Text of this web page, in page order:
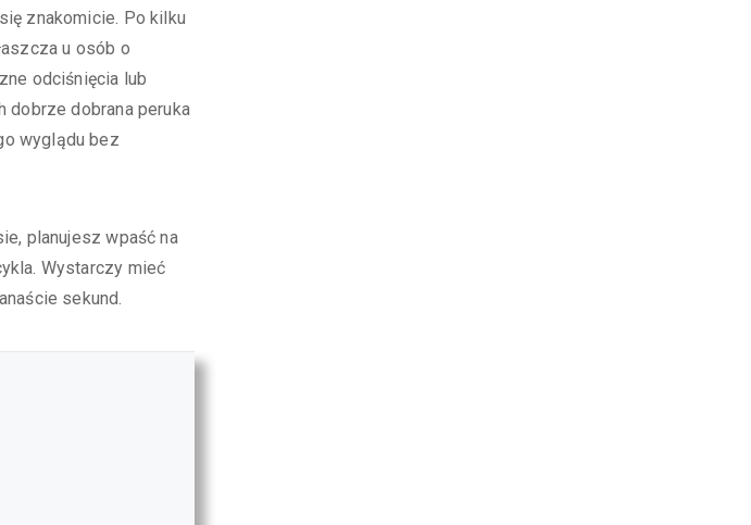
znakomicie. Po kilku
u osób o
odciśnięcia lub
dobrze dobrana peruka
wyglądu bez
planujesz wpaść na
Wystarczy mieć
sekund.